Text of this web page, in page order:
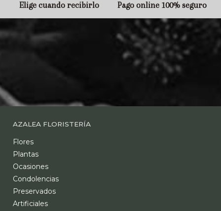
Elige cuando recibirlo Pago online 100% seguro
AZALEA FLORISTERÍA
Flores
Plantas
Ocasiones
Condolencias
Preservados
Artificiales